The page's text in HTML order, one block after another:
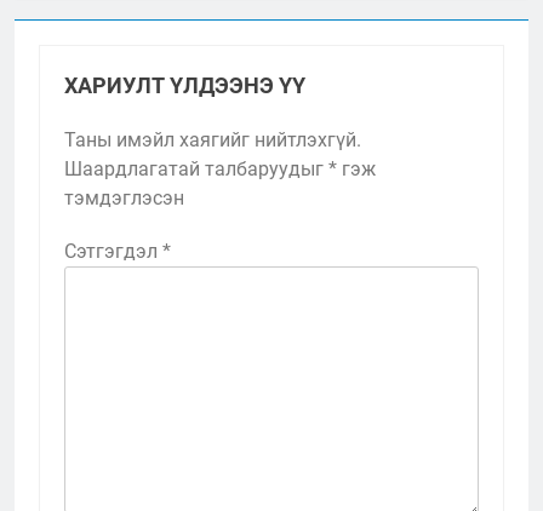
ХАРИУЛТ ҮЛДЭЭНЭ ҮҮ
Таны имэйл хаягийг нийтлэхгүй.
Шаардлагатай талбаруудыг * гэж
тэмдэглэсэн
Сэтгэгдэл *